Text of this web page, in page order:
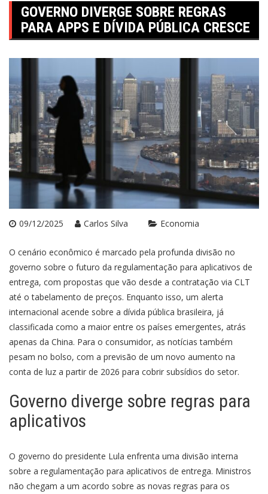
GOVERNO DIVERGE SOBRE REGRAS
PARA APPS E DÍVIDA PÚBLICA CRESCE
09/12/2025 Carlos Silva Economia
O cenário econômico é marcado pela profunda divisão no
governo sobre o futuro da regulamentação para aplicativos de
entrega, com propostas que vão desde a contratação via CLT
até o tabelamento de preços. Enquanto isso, um alerta
internacional acende sobre a dívida pública brasileira, já
classificada como a maior entre os países emergentes, atrás
apenas da China. Para o consumidor, as notícias também
pesam no bolso, com a previsão de um novo aumento na
conta de luz a partir de 2026 para cobrir subsídios do setor.
Governo diverge sobre regras para
aplicativos
O governo do presidente Lula enfrenta uma divisão interna
sobre a regulamentação para aplicativos de entrega. Ministros
não chegam a um acordo sobre as novas regras para os